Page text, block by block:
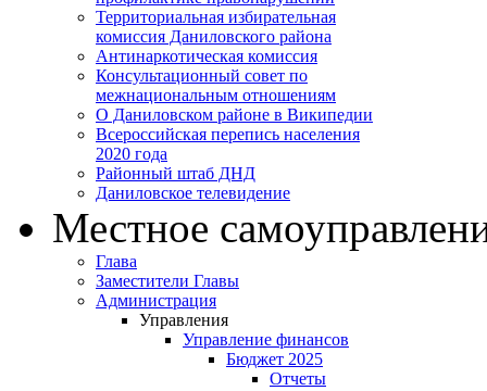
Территориальная избирательная
комиссия Даниловского района
Антинаркотическая комиссия
Консультационный совет по
межнациональным отношениям
О Даниловском районе в Википедии
Всероссийская перепись населения
2020 года
Районный штаб ДНД
Даниловское телевидение
Местное
Глава
Заместители Главы
Администрация
Управления
Управление финансов
Бюджет 2025
Отчеты